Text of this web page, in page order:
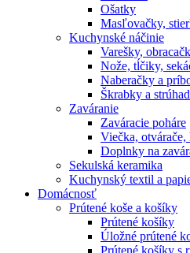
Ošatky
Masľovačky,
Kuchynské náčinie
Varešky,
Nože, tĺčiky,
Naberačky a
Škrabky a
Zaváranie
Zaváracie poháre
Viečka, otvárače,
Doplnky na
Sekulská keramika
Kuchynský textil a
Domácnosť
Prútené koše a košíky
Prútené košíky
Úložné prútené
Prútené košíky s